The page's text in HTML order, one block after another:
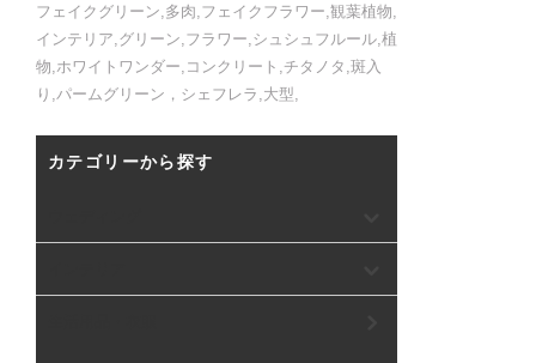
フェイクグリーン,多肉,フェイクフラワー,観葉植物,
インテリア,グリーン,フラワー,シュシュフルール,植
物,ホワイトワンダー,コンクリート,チタノタ,斑入
り,パームグリーン，シェフレラ,大型,
カテゴリーから探す